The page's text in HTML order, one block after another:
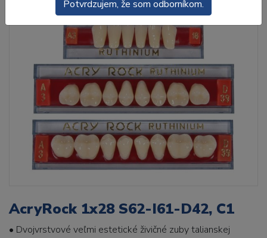
AcryRock 1x28 S62-I61-D42, C1
• Dvojvrstvové veľmi estetické živičné zuby talianskej
Potvrdzujem, že som odborníkom.